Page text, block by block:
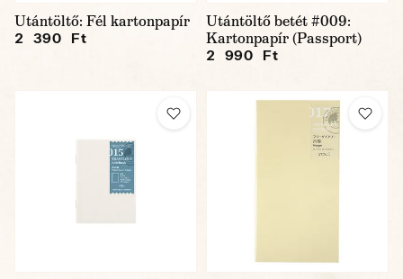
Utántöltő: Fél kartonpapír
2 390 Ft
Utántöltő betét #009:
Kartonpapír (Passport)
2 990 Ft